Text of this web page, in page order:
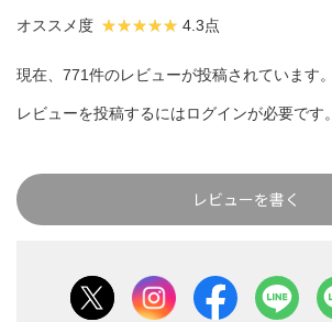
オススメ度 4.3点
現在、771件のレビューが投稿されています。
レビューを投稿するにはログインが必要です。
レビューを書く